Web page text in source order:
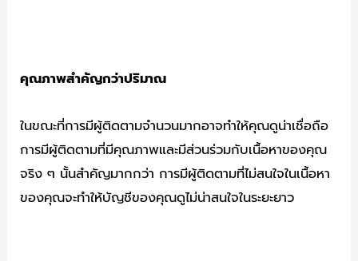
คุณภาพสำคัญกว่าปริมาณ
ในขณะที่การมีผู้ติดตามจำนวนมากอาจทำให้คุณดูน่าเชื่อถือ
การมีผู้ติดตามที่มีคุณภาพและมีส่วนร่วมกับเนื้อหาของคุณ
จริง ๆ นั้นสำคัญมากกว่า การมีผู้ติดตามที่ไม่สนใจในเนื้อหา
ของคุณจะทำให้บัญชีของคุณดูไม่น่าสนใจในระยะยาว